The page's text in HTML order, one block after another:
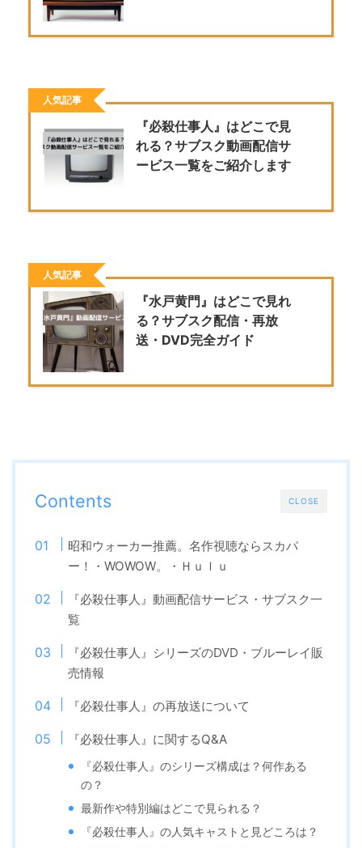
人気記事
『必殺仕事人』はどこで見
れる？サブスク動画配信サ
ービス一覧をご紹介します
人気記事
『水戸黄門』はどこで見れ
る？サブスク配信・再放
送・DVD完全ガイド
CLOSE
Contents
昭和ウォーカー推薦。名作視聴ならスカパ
ー！・WOWOW。・Ｈｕｌｕ
『必殺仕事人』動画配信サービス・サブスク一
覧
『必殺仕事人』シリーズのDVD・ブルーレイ販
売情報
『必殺仕事人』の再放送について
『必殺仕事人』に関するQ&A
『必殺仕事人』のシリーズ構成は？何作ある
の？
最新作や特別編はどこで見られる？
『必殺仕事人』の人気キャストと見どころは？